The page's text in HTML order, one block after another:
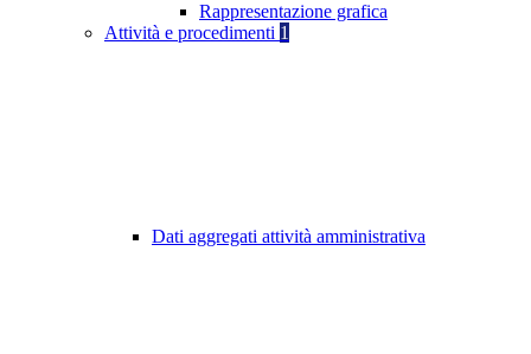
Rappresentazione grafica
Attività e procedimenti 1
Dati aggregati attività amministrativa